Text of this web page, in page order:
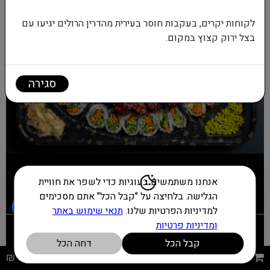
לחץ לתשלום
מנות ראשונות
מרקים אסייתים
לקוחות יקרים, בעקבות חוסר בעירית מהדרין הרולים יגיעו עם
בצל ירוק קצוץ במקום.
סגירה
Hono sushi & wok, אורנים 1 גבעת שמואל | 2919* | שעות איסוף:
א-ד: 10:30-23:00, ה: 10:30-00:00, ו: 10:30-15:30, ש: 21:00-23:00
תנאי שימוש באתר ומדיניות פרטיות
© כל הזכויות שמורות
מערכות משלוחים מתקדמות
אנחנו משתמשים בעוגיות כדי לשפר את חוויית
הגלישה. בלחיצה על "קבל הכל" אתם מסכימים
למדיניות הפרטיות שלנו.תנאי שימוש באתר
ומדיניות פרטיות
קבל הכל
דחה הכל